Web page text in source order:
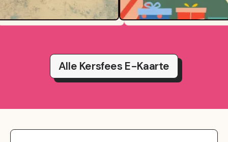
Alle Kersfees E-Kaarte